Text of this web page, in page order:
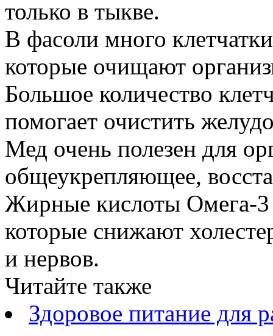
только в тыкве.
В фасоли много
которые очищают
Большое количество
помогает очистить
Мед очень полезен для
общеукрепляющее,
Жирные кислоты Омега-3
которые снижают
и нервов.
Читайте также
Здоровое питание для